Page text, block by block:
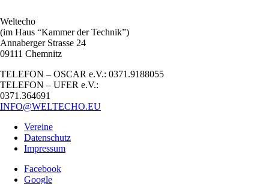
Weltecho
(im Haus “Kammer der Technik”)
Annaberger Strasse 24
09111 Chemnitz
TELEFON – OSCAR e.V.: 0371.9188055
TELEFON – UFER e.V.:
0371.364691
INFO@WELTECHO.EU
Vereine
Datenschutz
Impressum
Facebook
Google